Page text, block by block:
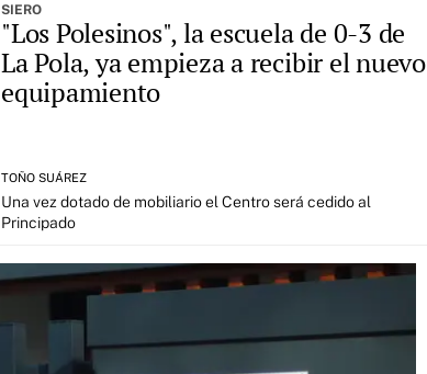
SIERO
"Los Polesinos", la escuela de 0-3 de
La Pola, ya empieza a recibir el nuevo
equipamiento
TOÑO SUÁREZ
Una vez dotado de mobiliario el Centro será cedido al
Principado